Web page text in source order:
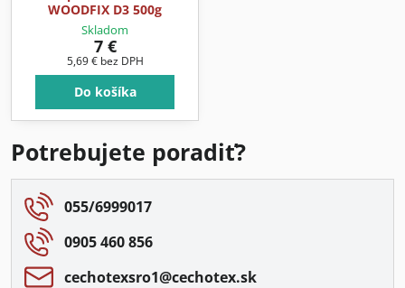
WOODFIX D3 500g
Skladom
7 €
5,69 € bez DPH
Do košíka
Potrebujete poradiť?
055/6999017
0905 460 856
cechotexsro1​@cechotex​.sk